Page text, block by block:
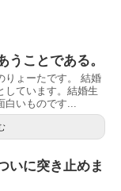
うことである。
りょーたです。 結婚
しています。結婚生
白いものです...
いに突き止めま